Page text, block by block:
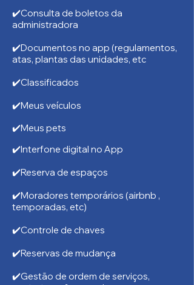
✔️Consulta de boletos da
administradora
✔️Documentos no app (regulamentos,
atas, plantas das unidades, etc
✔️Classificados
✔️Meus veículos
✔️Meus pets
✔️Interfone digital no App
✔️Reserva de espaços
✔️Moradores temporários (airbnb ,
temporadas, etc)
✔️Controle de chaves
✔️Reservas de mudança
✔️Gestão de ordem de serviços,